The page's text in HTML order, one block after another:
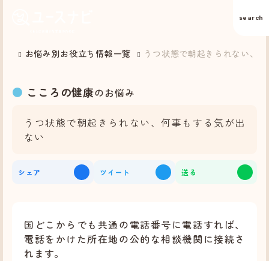
search
お悩み別お役立ち情報一覧 うつ状態で朝起きられない、
こころの健康のお悩み
うつ状態で朝起きられない、何事もする気が出
ない
シェア ツイート 送る
国どこからでも共通の電話番号に電話すれば、
電話をかけた所在地の公的な相談機関に接続さ
れます。